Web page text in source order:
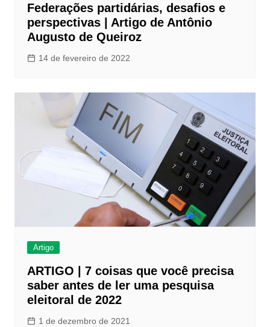
Federações partidárias, desafios e
perspectivas | Artigo de Antônio
Augusto de Queiroz
14 de fevereiro de 2022
Artigo
ARTIGO | 7 coisas que você precisa
saber antes de ler uma pesquisa
eleitoral de 2022
1 de dezembro de 2021